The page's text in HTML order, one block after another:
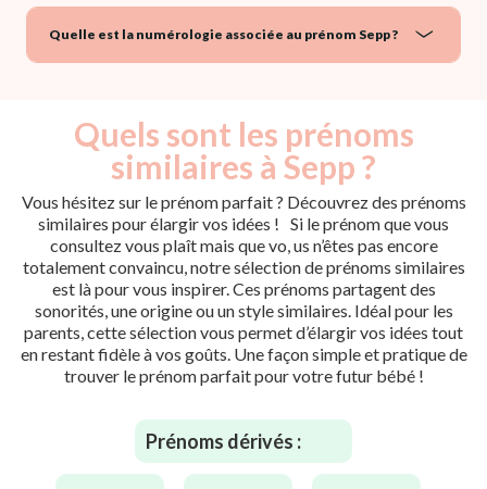
Quelle est la numérologie associée au prénom Sepp ?
Quels sont les prénoms
similaires à Sepp ?
Vous hésitez sur le prénom parfait ? Découvrez des prénoms
similaires pour élargir vos idées ! Si le prénom que vous
consultez vous plaît mais que vo, us n’êtes pas encore
totalement convaincu, notre sélection de prénoms similaires
est là pour vous inspirer. Ces prénoms partagent des
sonorités, une origine ou un style similaires. Idéal pour les
parents, cette sélection vous permet d’élargir vos idées tout
en restant fidèle à vos goûts. Une façon simple et pratique de
trouver le prénom parfait pour votre futur bébé !
Prénoms dérivés :